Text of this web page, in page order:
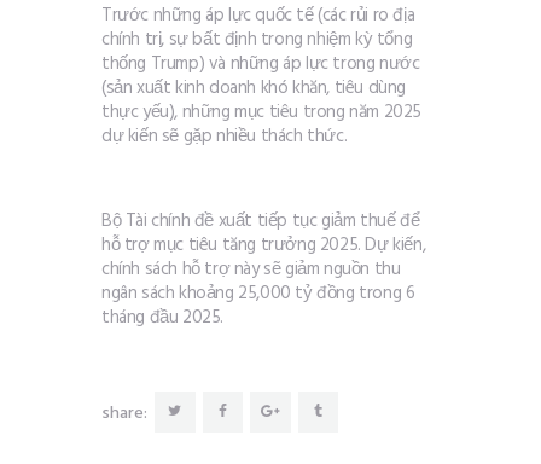
Trước những áp lực quốc tế (các rủi ro địa
chính trị, sự bất định trong nhiệm kỳ tổng
thống Trump) và những áp lực trong nước
(sản xuất kinh doanh khó khăn, tiêu dùng
thực yếu), những mục tiêu trong năm 2025
dự kiến sẽ gặp nhiều thách thức.
Bộ Tài chính đề xuất tiếp tục giảm thuế để
hỗ trợ mục tiêu tăng trưởng 2025. Dự kiến,
chính sách hỗ trợ này sẽ giảm nguồn thu
ngân sách khoảng 25,000 tỷ đồng trong 6
tháng đầu 2025.
share: